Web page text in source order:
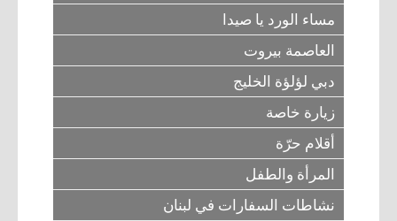
مساء الورد يا صيدا
العاصمة بيروت
دبي لؤلؤة الخليج
زيارة خاصة
أقلام حرّة
المرأة والطفل
نشاطات السفارات في لبنان